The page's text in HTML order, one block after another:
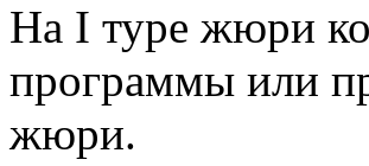
На I туре жюри
программы или
жюри.